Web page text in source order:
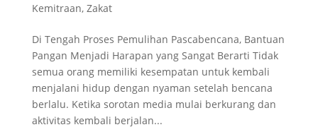
Kemitraan, Zakat
Di Tengah Proses Pemulihan Pascabencana, Bantuan
Pangan Menjadi Harapan yang Sangat Berarti Tidak
semua orang memiliki kesempatan untuk kembali
menjalani hidup dengan nyaman setelah bencana
berlalu. Ketika sorotan media mulai berkurang dan
aktivitas kembali berjalan...